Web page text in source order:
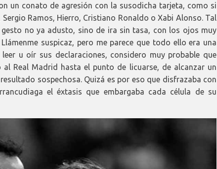
un conato de agresión con la susodicha tarjeta, como si
Ramos, Hierro, Cristiano Ronaldo o Xabi Alonso. Tal
no ya adusto, sino de ira sin tasa, con los ojos muy
suspicaz, pero me parece que todo ello era una
u oír sus declaraciones, considero muy probable que
Real Madrid hasta el punto de licuarse, de alcanzar un
sospechosa. Quizá es por eso que disfrazaba con
el éxtasis que embargaba cada célula de su